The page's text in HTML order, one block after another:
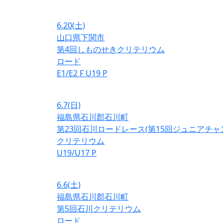
6.20(土)
山口県下関市
第4回しものせきクリテリウム
ロード
E1/E2 F U19 P
6.7(日)
福島県石川郡石川町
第23回石川ロードレース(第15回ジュニアチャ
クリテリウム
U19/U17 P
6.6(土)
福島県石川郡石川町
第5回石川クリテリウム
ロード